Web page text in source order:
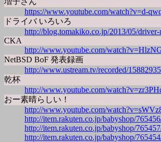
https://www.youtube.com/watch?v=d-
ドライバ いろいろ
http://blog.tomakiko.co.jp/2013/05/driver-
CKA
http://www.youtube.com/
NetBSD BoF 発表録画
http://www.ustream.tv/recorded/15882935
乾杯
http://www.youtube.com/
おー素晴らしい！
http://www.youtube.com/
http://item.rakuten.co.jp/babyshop/
http://item.rakuten.co.jp/babyshop/
http://item.rakuten.co.jp/babyshop/